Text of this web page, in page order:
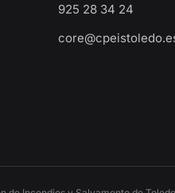
925 28 34 24